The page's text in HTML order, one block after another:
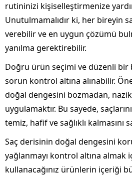
rutininizi kişiselleştirmenize
Unutulmamalıdır ki, her bireyin
verebilir ve en uygun çözümü
yanılma gerektirebilir.
Doğru ürün seçimi ve düzenli bir
sorun kontrol altına alınabilir.
doğal dengesini bozmadan,
uygulamaktır. Bu sayede,
temiz, hafif ve sağlıklı kalmasını
Saç derisinin doğal dengesini
yağlanmayı kontrol altına
kullanacağınız ürünlerin içeriği